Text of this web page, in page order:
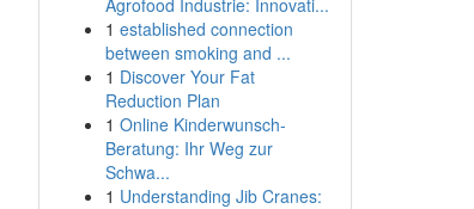
Agrofood Industrie: Innovati...
1 established connection
between smoking and ...
1 Discover Your Fat
Reduction Plan
1 Online Kinderwunsch-
Beratung: Ihr Weg zur
Schwa...
1 Understanding Jib Cranes: